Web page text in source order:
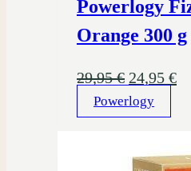
Powerlogy
Orange 300 g
29,95€ Pôvodná
cena
29,95 €.
24,95 €
Powerlogy